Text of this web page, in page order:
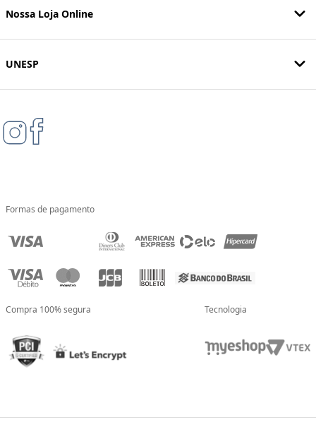
Nossa Loja Online
UNESP
Formas de pagamento
Compra 100% segura Tecnologia